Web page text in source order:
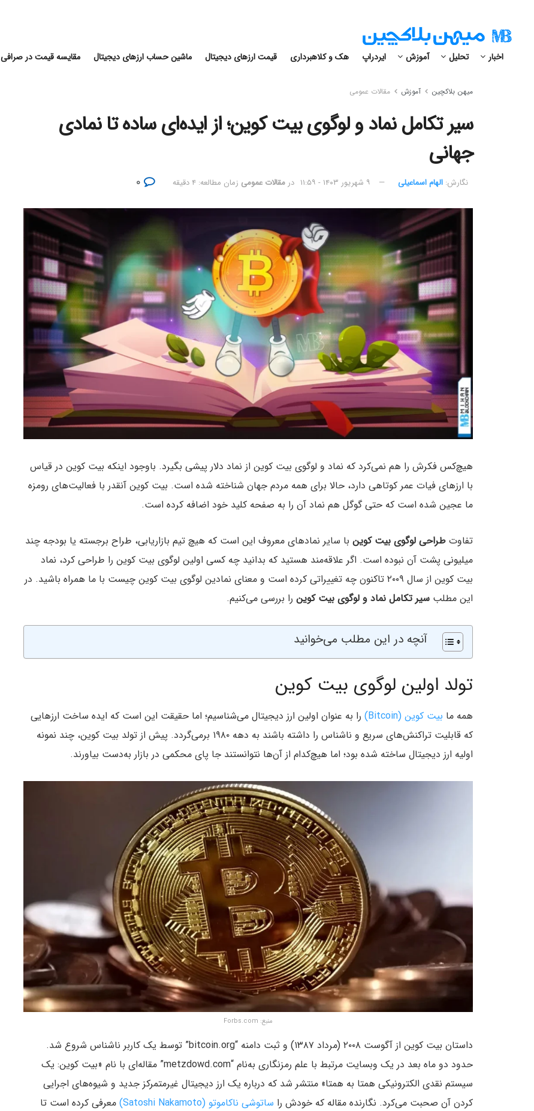
اخبار تحلیل آموزش ایردراپ هک و کلاهبرداری قیمت ارزهای دیجیتال ماشین حساب ارزهای دیجیتال مقایسه قیمت در صرافی
میهن بلاکچین آموزش مقالات عمومی
سیر تکامل نماد و لوگوی بیت کوین؛ از ایده‌ای ساده تا نمادی
جهانی
نگارش:‌ الهام اسماعیلی ۹ شهریور ۱۴۰۳ - ۱۱:۵۹ در مقالات عمومی زمان مطالعه: ۴ دقیقه
هیچ‌کس فکرش را هم نمی‌کرد که نماد و لوگوی بیت کوین از نماد دلار پیشی بگیرد. باوجود اینکه بیت کوین در قیاس
با ارزهای فیات عمر کوتاهی دارد، حالا برای همه مردم جهان شناخته شده است. بیت کوین آنقدر با فعالیت‌های رومزه
ما عجین شده است که حتی گوگل هم نماد آن را به صفحه کلید خود اضافه کرده است.
تفاوت طراحی لوگوی بیت کوین با سایر نمادهای معروف این است که هیچ تیم بازاریابی، طراح برجسته یا بودجه چند
میلیونی پشت آن نبوده است. اگر علاقه‌مند هستید که بدانید چه کسی اولین لوگوی بیت کوین را طراحی کرد، نماد
بیت کوین از سال ۲۰۰۹ تاکنون چه تغییراتی کرده است و معنای نمادین لوگوی بیت کوین چیست با ما همراه باشید. در
این مطلب سیر تکامل نماد و لوگوی بیت کوین را بررسی می‌کنیم.
آنچه در این مطلب می‌خوانید
تولد اولین لوگوی بیت کوین
همه ما بیت کوین (Bitcoin)
را به عنوان اولین ارز دیجیتال می‌شناسیم؛ اما حقیقت این است که ایده ساخت ارزهایی
که قابلیت تراکنش‌های سریع و ناشناس را داشته باشند به دهه ۱۹۸۰ برمی‌گردد. پیش از تولد بیت کوین، چند نمونه
اولیه ارز دیجیتال ساخته شده بود؛ اما هیچ‌کدام از آن‌ها نتوانستند جا پای محکمی در بازار به‌دست بیاورند.
منبع: Forbs.com
داستان بیت کوین از آگوست ۲۰۰۸ (مرداد ۱۳۸۷) و ثبت دامنه “bitcoin.org” توسط یک کاربر ناشناس شروع شد.
حدود دو ماه بعد در یک وبسایت مرتبط با علم رمزنگاری به‌نام “metzdowd.com” مقاله‌ای با نام «بیت کوین: یک
سیستم نقدی الکترونیکی همتا به همتا» منتشر شد که درباره یک ارز دیجیتال غیرمتمرکز جدید و شیوه‌های اجرایی
کردن آن صحبت می‌کرد. نگارنده مقاله که خودش را ساتوشی ناکاموتو (Satoshi Nakamoto)
معرفی کرده است تا